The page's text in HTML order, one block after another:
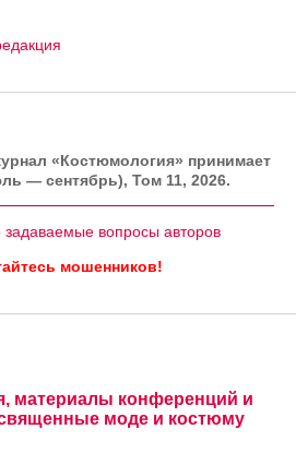
«Костюмология» принимает
— сентябрь), Том 11, 2026.
задаваемые вопросы авторов
мошенников!
материалы конференций и
моде и костюму